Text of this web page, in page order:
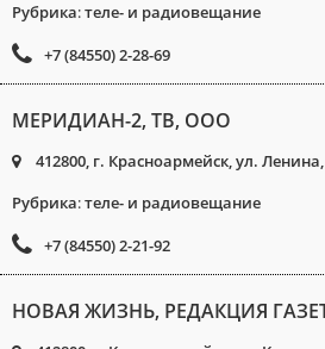
Рубрика:теле- и радиовещание
+7 (84550) 2-28-69
МЕРИДИАН-2, ТВ, ООО
412800, г. Красноармейск, ул.
Рубрика:теле- и радиовещание
+7 (84550) 2-21-92
НОВАЯ ЖИЗНЬ, РЕДАКЦИЯ